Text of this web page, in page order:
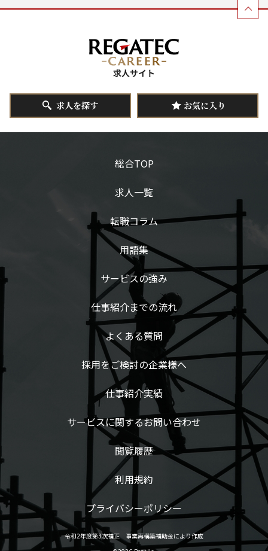
求人を探す お気に入り
総合TOP
求人一覧
転職コラム
用語集
サービスの強み
仕事紹介までの流れ
よくある質問
採用をご検討の企業様へ
仕事紹介実績
サービスに関するお問い合わせ
閲覧履歴
利用規約
プライバシーポリシー
令和2年度第3次補正 事業再構築補助金により作成